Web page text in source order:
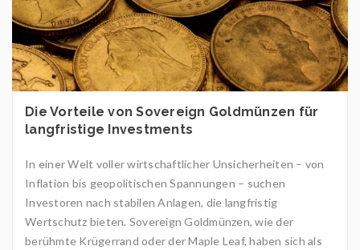
Die Vorteile von Sovereign Goldmünzen für
langfristige Investments
In einer Welt voller wirtschaftlicher Unsicherheiten – von
Inflation bis geopolitischen Spannungen – suchen
Investoren nach stabilen Anlagen, die langfristig
Wertschutz bieten. Sovereign Goldmünzen, wie der
berühmte Krügerrand oder der Maple Leaf, haben sich als